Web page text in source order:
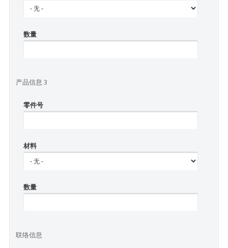
数量
产品信息 3
零件号
材料
数量
联络信息